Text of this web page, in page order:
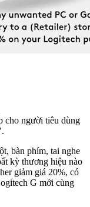
cho người tiêu dùng
bàn phím, tai nghe
kỳ thương hiệu nào
giảm giá 20%, có
G mới cùng